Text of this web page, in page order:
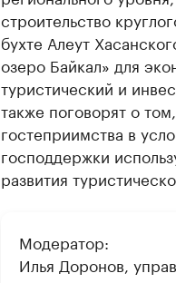
строительство
бухте Алеут
озеро Байкал» для
туристический и
также поговорят о
гостеприимства в
господдержки
развития
Модератор:
Илья Доронов,